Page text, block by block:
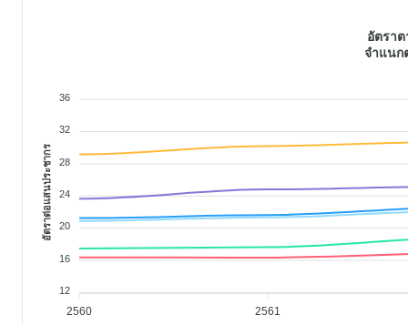
2560 2561
อัตรา
จำแนก
36
32
28
24
20
16
12
อัตราต่อแสนประชากร